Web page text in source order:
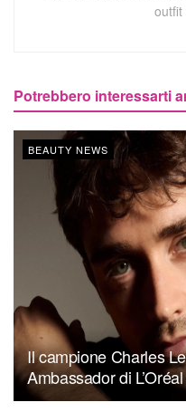
outfit
Potrebbero interessarti
BEAUTY NEWS
Il campione Charles
Ambassador di